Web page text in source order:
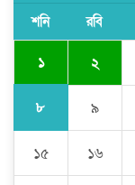
শনি রবি
১ ২
৮ ৯
১৫ ১৬